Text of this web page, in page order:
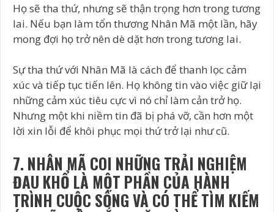
Họ sẽ tha thứ, nhưng sẽ thận trọng hơn trong tương
lai. Nếu bạn làm tổn thương Nhân Mã một lần, hãy
mong đợi họ trở nên dè dặt hơn trong tương lai.
Sự tha thứ với Nhân Mã là cách để thanh lọc cảm
xúc và tiếp tục tiến lên. Họ không tin vào việc giữ lại
những cảm xúc tiêu cực vì nó chỉ làm cản trở họ.
Nhưng một khi niềm tin đã bị phá vỡ, cần hơn một
lời xin lỗi để khôi phục mọi thứ trở lại như cũ.
7. NHÂN MÃ COI NHỮNG TRẢI NGHIỆM
ĐAU KHỔ LÀ MỘT PHẦN CỦA HÀNH
TRÌNH CUỘC SỐNG VÀ CÓ THỂ TÌM KIẾM